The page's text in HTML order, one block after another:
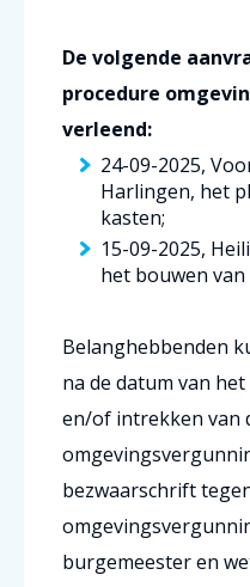
De volgende
procedure
verleend:
24-09-2025,
Harlingen, het
kasten;
15-09-2025,
het bouwen
Belanghebbenden
na de datum van
en/of intrekken van
bezwaarschrift
burgemeester en